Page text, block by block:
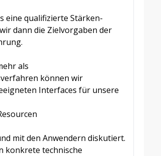
eine qualifizierte Stärken-
dann die Zielvorgaben der
als
können wir
Interfaces für unsere
mit den Anwendern diskutiert.
konkrete technische